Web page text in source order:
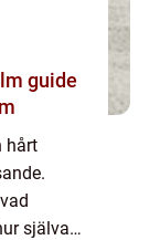
hårt
själva